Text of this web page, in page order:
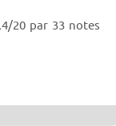
20 par 33 notes